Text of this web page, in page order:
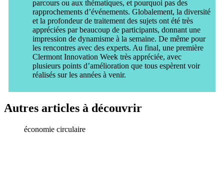
parcours ou aux thématiques, et pourquoi pas des
rapprochements d’événements. Globalement, la diversité
et la profondeur de traitement des sujets ont été très
appréciées par beaucoup de participants, donnant une
impression de dynamisme à la semaine. De même pour
les rencontres avec des experts. Au final, une première
Clermont Innovation Week très appréciée, avec
plusieurs points d’amélioration que tous espèrent voir
réalisés sur les années à venir.
Autres articles à découvrir
économie circulaire